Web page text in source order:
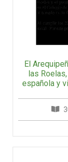
El
las
española y